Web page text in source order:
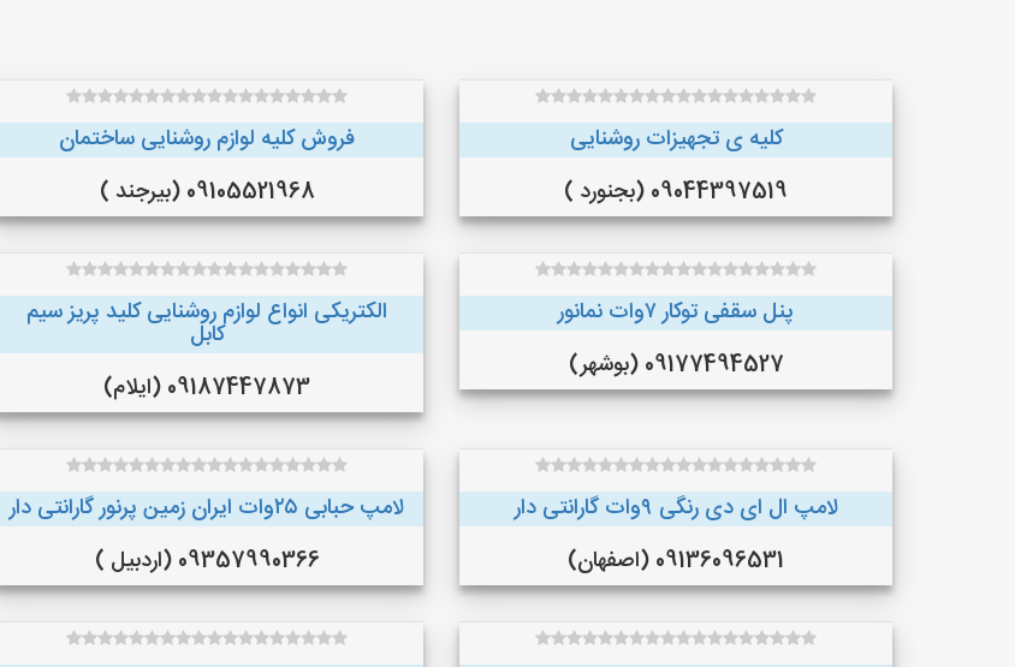
کلیه ی تجهیزات روشنایی
09044397519 (بجنورد )
فروش کلیه لوازم روشنایی ساختمان
09105521968 (بیرجند )
پنل سقفی توکار ۷وات نمانور
09177494527 (بوشهر)
الکتریکی انواع لوازم روشنایی کلید پریز سیم
کابل
09187447873 (ایلام)
لامپ ال ای دی رنگی ۹وات گارانتی دار
09136096531 (اصفهان)
لامپ حبابی ۲۵وات ایران زمین پرنور گارانتی دار
09357990366 (اردبیل )